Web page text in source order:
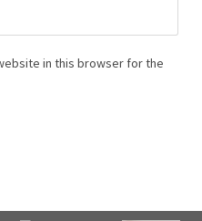
in this browser for the